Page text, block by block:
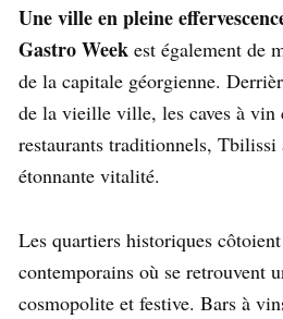
Une ville en pleine
Gastro Week est également de
de la capitale géorgienne.
de la vieille ville, les caves à vin
restaurants traditionnels, Tbilissi
étonnante vitalité.
Les quartiers historiques
contemporains où se retrouvent
cosmopolite et festive. Bars à